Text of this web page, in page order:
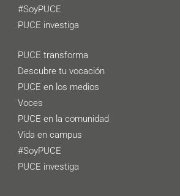
#SoyPUCE
PUCE investiga
PUCE transforma
Descubre tu vocación
PUCE en los medios
Voces
PUCE en la comunidad
Vida en campus
#SoyPUCE
PUCE investiga